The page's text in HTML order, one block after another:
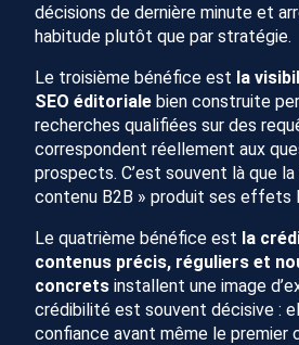
décisions de dernière minute et
habitude plutôt que par stratégie.
Le troisième bénéfice est la
SEO éditoriale bien construite
recherches qualifiées sur des
correspondent réellement aux
prospects. C’est souvent là que
contenu B2B » produit ses effets
Le quatrième bénéfice est la
contenus précis, réguliers et
concrets installent une image
crédibilité est souvent décisive :
confiance avant même le premier